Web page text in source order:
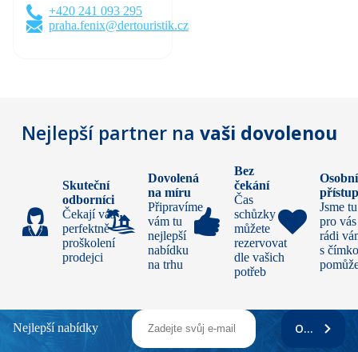
+420 241 093 295
praha.fenix@dertouristik.cz
Nejlepší partner na vaši dovolenou
Skuteční
odborníci
Čekají vás
perfektně
proškolení
prodejci
Dovolená
na míru
Připravíme
vám tu
nejlepší
nabídku
na trhu
Bez
čekání
Čas
schůzky si
můžete
rezervovat
dle vašich
potřeb
Osobní
Jsme tu
pro
rádi
s
Nejlepší nabídky ODEBÍRAT